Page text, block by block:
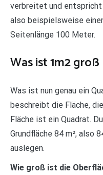
verbreitet und entspricht
also beispielsweise
Seitenlänge 100 Meter.
Was ist 1m2
Was ist nun genau ein
beschreibt die Fläche,
Fläche ist ein Quadrat.
Grundfläche 84 m², also
auslegen.
Wie groß ist die